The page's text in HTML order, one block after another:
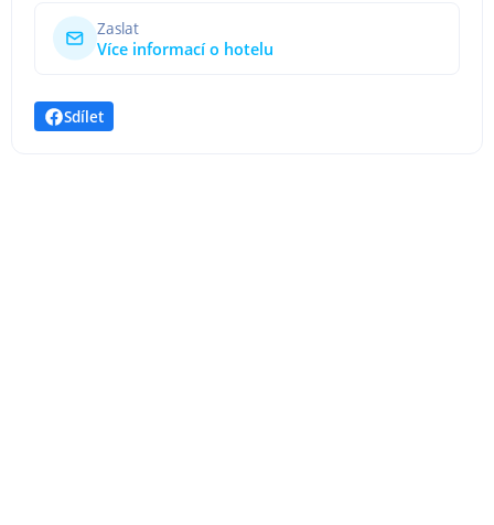
Zaslat
Více informací o hotelu
Sdílet